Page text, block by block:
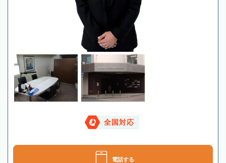
全国対応
電話する